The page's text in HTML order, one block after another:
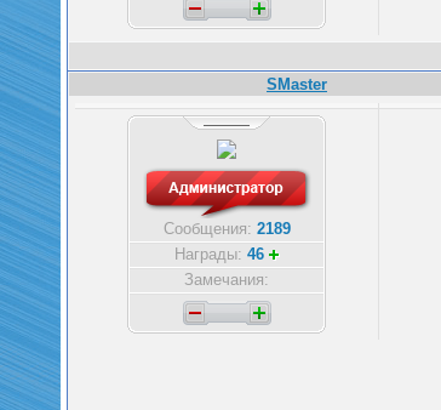
SMaster
Сообщения: 2189
Награды: 46
Замечания: